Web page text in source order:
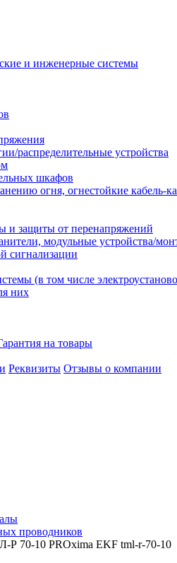
и инженерные системы
распределительные устройства
шкафов
огня, огнестойкие кабель-
и защиты от перенапряжений
модульные устройства/
сигнализации
(в том числе
них
на товары
Реквизиты Отзывы о компании
проводников
70-10 PROxima EKF tml-r-70-10